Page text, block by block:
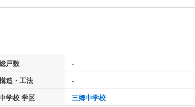
戸数
-
造・工法
-
学校 学区 三郷中学校